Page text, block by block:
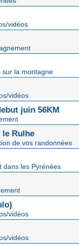
vidéos
sur la montagne
vidéos
juin 56KM
le Rulhe
de vos randonnées
dans les Pyrénées
vidéos
vidéos